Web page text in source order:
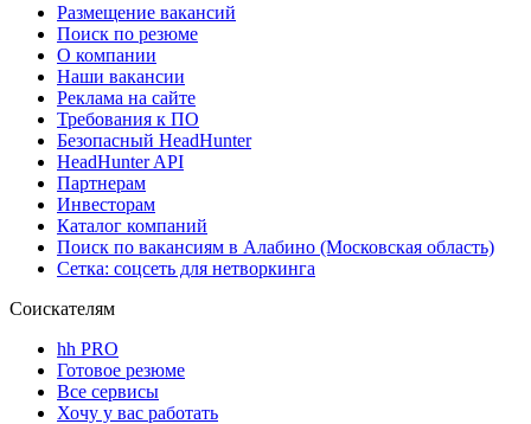
Размещение вакансий
Поиск по резюме
О компании
Наши вакансии
Реклама на сайте
Требования к ПО
Безопасный HeadHunter
HeadHunter API
Партнерам
Инвесторам
Каталог компаний
Поиск по вакансиям в Алабино (Московская область)
Сетка: соцсеть для нетворкинга
Соискателям
hh PRO
Готовое резюме
Все сервисы
Хочу у вас работать